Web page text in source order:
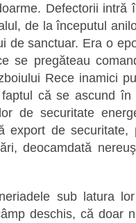
Defectorii intră
de la începutul
de sanctuar. Era o
se pregăteau
Rece inamici
că se ascund
de securitate
export de
deocamdată
sub latura
deschis, că doar